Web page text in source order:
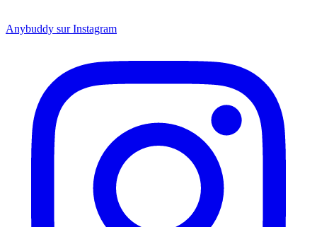
Anybuddy sur Instagram